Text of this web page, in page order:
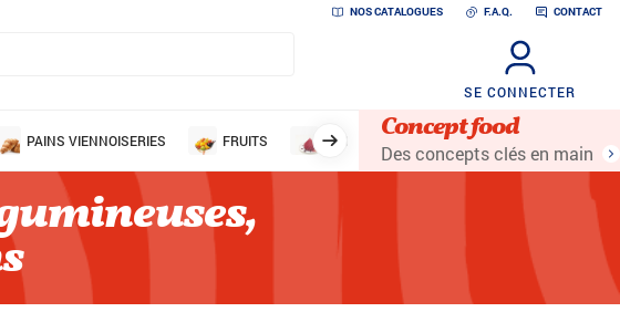
NOS CATALOGUES F.A.Q. CONTACT
SE CONNECTER
PAINS VIENNOISERIES FRUITS DESSERTS ET AIDES PÂTISSIÈRES
Concept food
Des concepts clés en main